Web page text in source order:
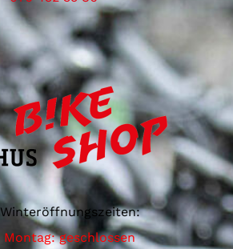
Winteröffnungszeiten:
Montag: geschlossen